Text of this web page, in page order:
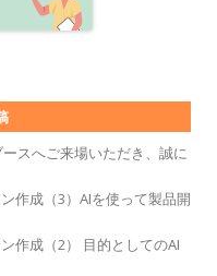
ースへご来場いただき、誠に
作成（3）AIを使って製品開
作成（2） 目的としてのAI